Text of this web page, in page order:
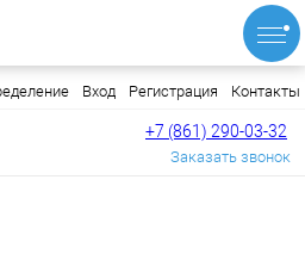
Вход Регистрация Контакты
+7 (861) 290-03-32
Заказать звонок